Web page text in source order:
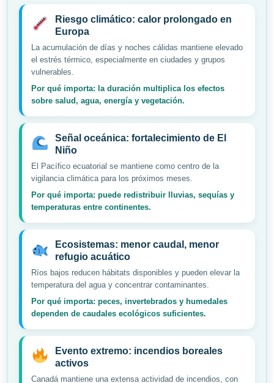
Riesgo climático: calor prolongado en
Europa
La acumulación de días y noches cálidas mantiene elevado
el estrés térmico, especialmente en ciudades y grupos
vulnerables.
Por qué importa: la duración multiplica los efectos
sobre salud, agua, energía y vegetación.
Señal oceánica: fortalecimiento de El
Niño
El Pacífico ecuatorial se mantiene como centro de la
vigilancia climática para los próximos meses.
Por qué importa: puede redistribuir lluvias, sequías y
temperaturas entre continentes.
Ecosistemas: menor caudal, menor
refugio acuático
Ríos bajos reducen hábitats disponibles y pueden elevar la
temperatura del agua y concentrar contaminantes.
Por qué importa: peces, invertebrados y humedales
dependen de caudales ecológicos suficientes.
Evento extremo: incendios boreales
activos
Canadá mantiene una extensa actividad de incendios, con